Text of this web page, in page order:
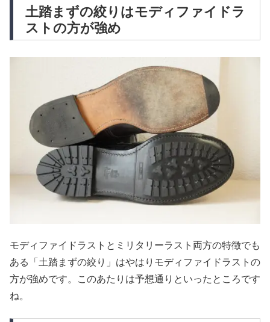
土踏まずの絞りはモディファイドラ
ストの方が強め
モディファイドラストとミリタリーラスト両方の特徴でも
ある「土踏まずの絞り」はやはりモディファイドラストの
方が強めです。このあたりは予想通りといったところです
ね。